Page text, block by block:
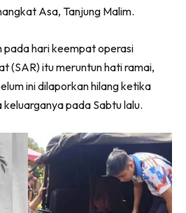
Asa, Tanjung Malim.
pada hari keempat operasi
(SAR) itu meruntun hati ramai,
ini dilaporkan hilang ketika
pada Sabtu lalu.